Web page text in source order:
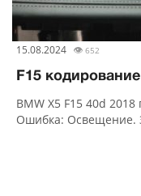
15.08.2024 👁 652
F15
BMW X5 F15 40d
Ошибка: Освещение.